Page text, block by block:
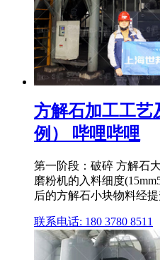
方解石加工工艺
例） 哔哩哔哩
第一阶段：破碎 方解石
磨粉机的入料细度
后的方解石小块物料经
联系电话: 180 3780 8511